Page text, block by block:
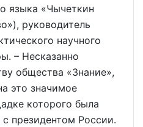
языка «Чычеткин
руководитель
научного
– Несказанно
общества «Знание»,
это значимое
которого была
с президентом России.